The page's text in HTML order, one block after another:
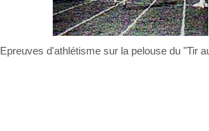
Epreuves d'athlétisme sur la pelouse du "Tir